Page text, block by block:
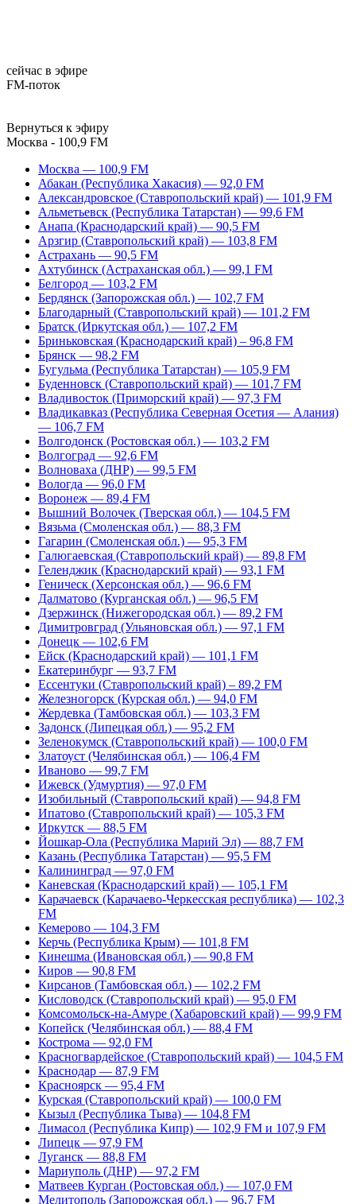
сейчас в эфире
FM-поток
Вернуться к эфиру
Москва - 100,9 FM
Москва — 100,9 FM
Абакан (Республика Хакасия) — 92,0 FM
Александровское (Ставропольский край) — 101,9 FM
Альметьевск (Республика Татарстан) — 99,6 FM
Анапа (Краснодарский край) — 90,5 FM
Арзгир (Ставропольский край) — 103,8 FM
Астрахань — 90,5 FM
Ахтубинск (Астраханская обл.) — 99,1 FM
Белгород — 103,2 FM
Бердянск (Запорожская обл.) — 102,7 FM
Благодарный (Ставропольский край) — 101,2 FM
Братск (Иркутская обл.) — 107,2 FM
Бриньковская (Краснодарский край) – 96,8 FM
Брянск — 98,2 FM
Бугульма (Республика Татарстан) — 105,9 FM
Буденновск (Ставропольский край) — 101,7 FM
Владивосток (Приморский край) — 97,3 FM
Владикавказ (Республика Северная Осетия — Алания)
— 106,7 FM
Волгодонск (Ростовская обл.) — 103,2 FM
Волгоград — 92,6 FM
Волноваха (ДНР) — 99,5 FM
Вологда — 96,0 FM
Воронеж — 89,4 FM
Вышний Волочек (Тверская обл.) — 104,5 FM
Вязьма (Смоленская обл.) — 88,3 FM
Гагарин (Смоленская обл.) — 95,3 FM
Галюгаевская (Ставропольский край) — 89,8 FM
Геленджик (Краснодарский край) — 93,1 FM
Геническ (Херсонская обл.) — 96,6 FM
Далматово (Курганская обл.) — 96,5 FM
Дзержинск (Нижегородская обл.) — 89,2 FM
Димитровград (Ульяновская обл.) — 97,1 FM
Донецк — 102,6 FM
Ейск (Краснодарский край) — 101,1 FM
Екатеринбург — 93,7 FM
Ессентуки (Ставропольский край) – 89,2 FM
Железногорск (Курская обл.) — 94,0 FM
Жердевка (Тамбовская обл.) — 103,3 FM
Задонск (Липецкая обл.) — 95,2 FM
Зеленокумск (Ставропольский край) — 100,0 FM
Златоуст (Челябинская обл.) — 106,4 FM
Иваново — 99,7 FM
Ижевск (Удмуртия) — 97,0 FM
Изобильный (Ставропольский край) — 94,8 FM
Ипатово (Ставропольский край) — 105,3 FM
Иркутск — 88,5 FM
Йошкар-Ола (Республика Марий Эл) — 88,7 FM
Казань (Республика Татарстан) — 95,5 FM
Калининград — 97,0 FM
Каневская (Краснодарский край) — 105,1 FM
Карачаевск (Карачаево-Черкесская республика) — 102,3
FM
Кемерово — 104,3 FM
Керчь (Республика Крым) — 101,8 FM
Кинешма (Ивановская обл.) — 90,8 FM
Киров — 90,8 FM
Кирсанов (Тамбовская обл.) — 102,2 FM
Кисловодск (Ставропольский край) — 95,0 FM
Комсомольск-на-Амуре (Хабаровский край) — 99,9 FM
Копейск (Челябинская обл.) — 88,4 FM
Кострома — 92,0 FM
Красногвардейское (Ставропольский край) — 104,5 FM
Краснодар — 87,9 FM
Красноярск — 95,4 FM
Курская (Ставропольский край) — 100,0 FM
Кызыл (Республика Тыва) — 104,8 FM
Лимасол (Республика Кипр) — 102,9 FM и 107,9 FM
Липецк — 97,9 FM
Луганск — 88,8 FM
Мариуполь (ДНР) — 97,2 FM
Матвеев Курган (Ростовская обл.) — 107,0 FM
Мелитополь (Запорожская обл.) — 96,7 FM